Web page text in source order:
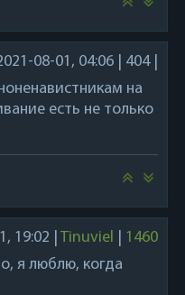
08-01, 04:06 404|
на
есть не только
19:02 Tinuviel
1460
я люблю, когда